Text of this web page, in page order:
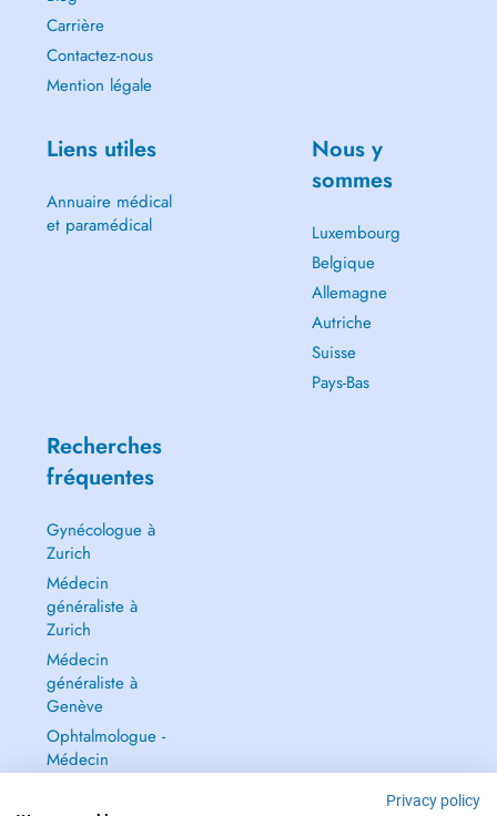
Carrière
Contactez-nous
Mention légale
Liens utiles
Annuaire médical
et paramédical
Nous y
sommes
Luxembourg
Belgique
Allemagne
Autriche
Suisse
Pays-Bas
Recherches
fréquentes
Gynécologue à
Zurich
Médecin
généraliste à
Zurich
Médecin
généraliste à
Genève
Ophtalmologue -
Médecin
Privacy policy